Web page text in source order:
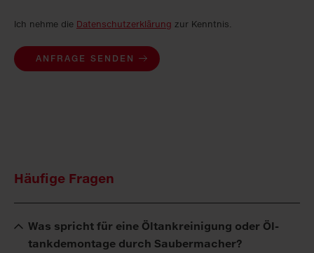
Ich nehme die Datenschutzerklärung zur Kenntnis.
ANFRAGE SENDEN
Häufige Fragen
Was spricht für ei­ne Öl­tan­krei­ni­gung oder Öl­
tank­de­mon­ta­ge durch Sau­ber­ma­cher?